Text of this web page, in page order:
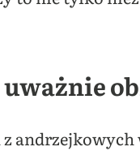
andrzejkowych